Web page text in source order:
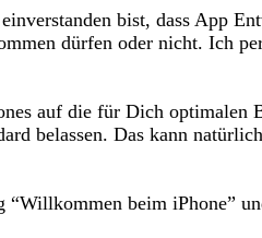
bist, dass App
dürfen oder nicht. Ich
auf die für Dich optimalen
belassen. Das kann
“Willkommen beim iPhone”